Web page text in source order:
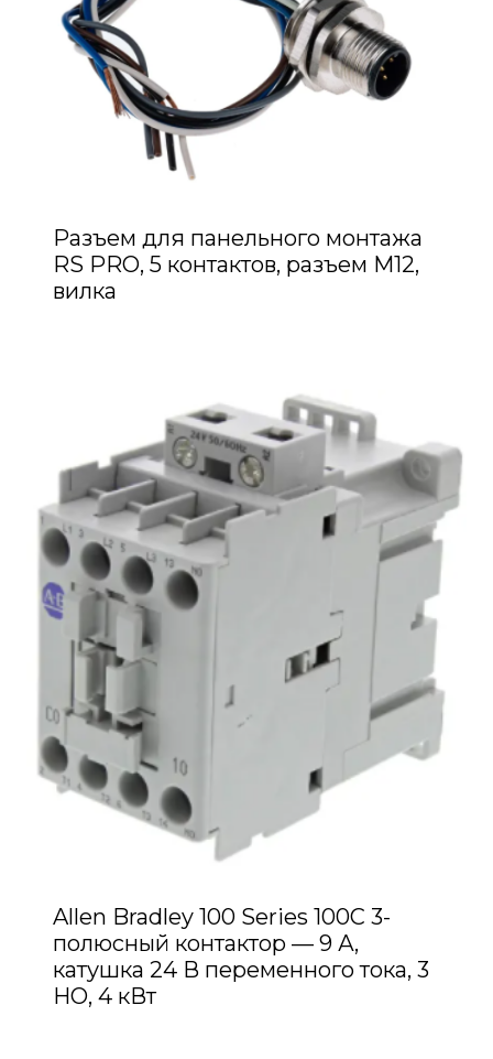
Разъем для панельного монтажа
RS PRO, 5 контактов, разъем M12,
вилка
Allen Bradley 100 Series 100C 3-
полюсный контактор — 9 А,
катушка 24 В переменного тока, 3
НО, 4 кВт